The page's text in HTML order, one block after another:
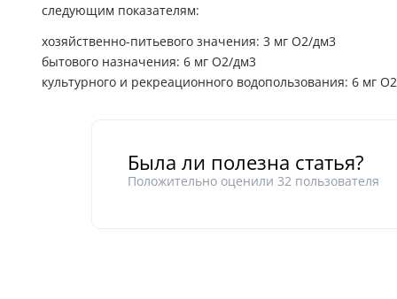
следующим показателям:
хозяйственно-питьевого значения: 3 мг O2/дм3
бытового назначения: 6 мг O2/дм3
культурного и рекреационного водопользования: 6 мг
Была ли полезна статья?
Положительно оценили 32 пользователя